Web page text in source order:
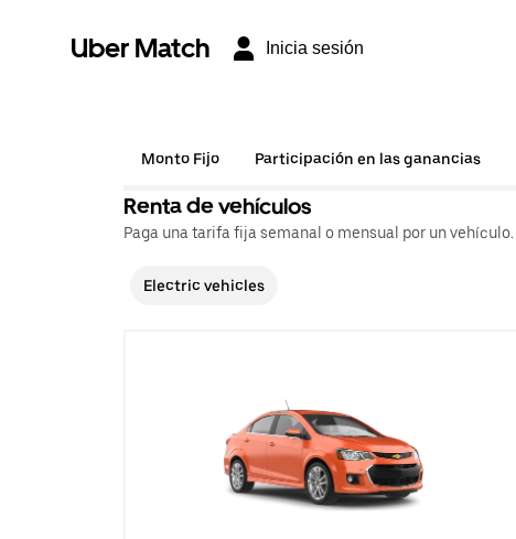
Uber Match Inicia sesión
Monto Fijo Participación en las ganancias
Renta de vehículos
Paga una tarifa fija semanal o mensual por un vehículo.
Electric vehicles